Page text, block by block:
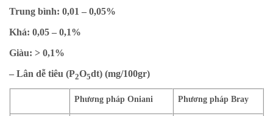
Trung bình: 0,01 – 0,05%
Khá: 0,05 – 0,1%
Giàu: > 0,1%
– Lân dễ tiêu (P2O5dt) (mg/100gr)
Phương pháp Oniani Phương pháp Bray